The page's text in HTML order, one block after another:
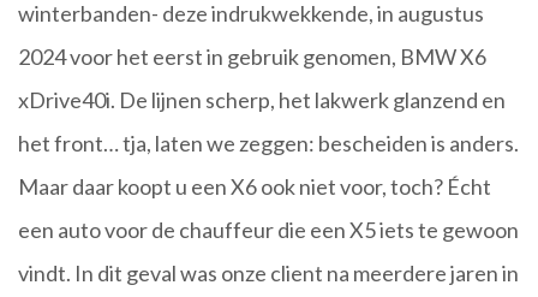
winterbanden- deze indrukwekkende, in augustus
2024 voor het eerst in gebruik genomen, BMW X6
xDrive40i. De lijnen scherp, het lakwerk glanzend en
het front… tja, laten we zeggen: bescheiden is anders.
Maar daar koopt u een X6 ook niet voor, toch? Écht
een auto voor de chauffeur die een X5 iets te gewoon
vindt. In dit geval was onze client na meerdere jaren in